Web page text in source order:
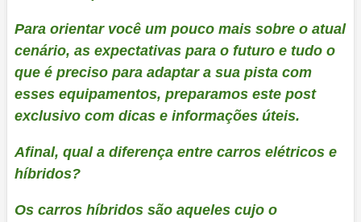
Para orientar você um pouco mais sobre o atual
cenário, as expectativas para o futuro e tudo o
que é preciso para adaptar a sua pista com
esses equipamentos, preparamos este post
exclusivo com dicas e informações úteis.
Afinal, qual a diferença entre carros elétricos e
híbridos?
Os carros híbridos são aqueles cujo o